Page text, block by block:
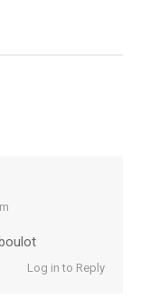
Log in to Reply